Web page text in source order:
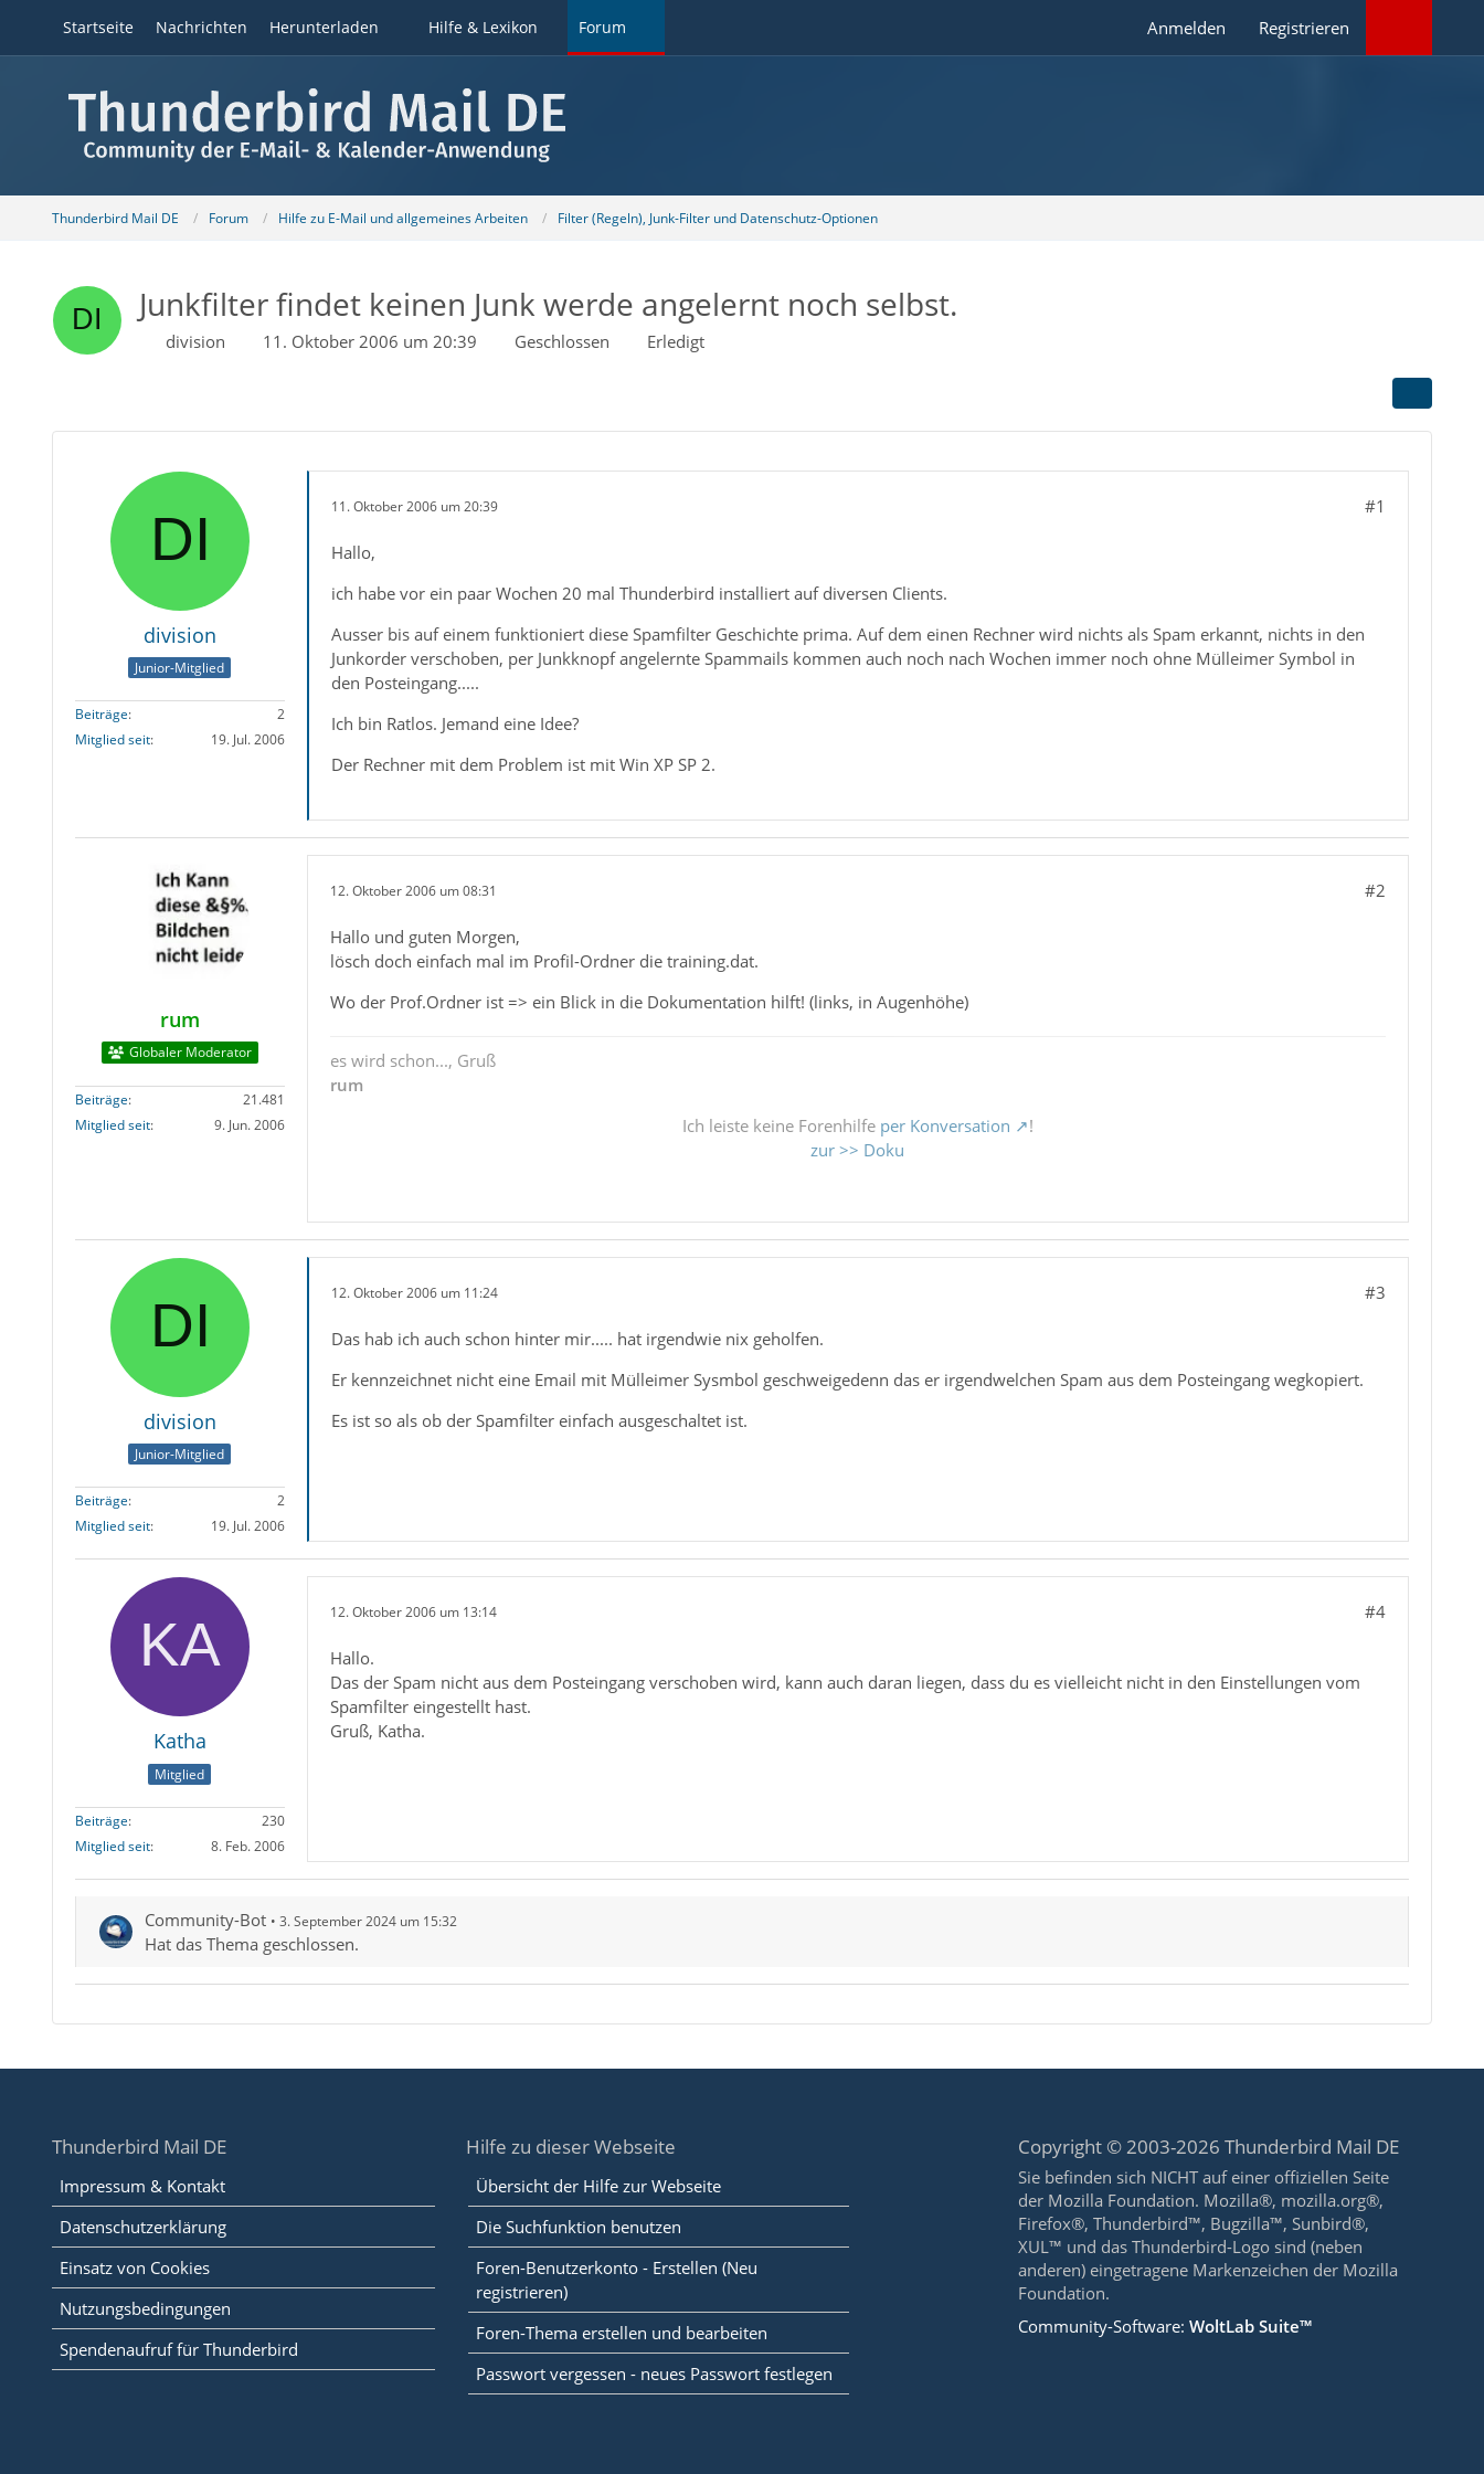
Startseite Nachrichten Herunterladen Hilfe & Lexikon Forum Anmelden Registrieren
Thunderbird Mail DE Forum Hilfe zu E-Mail und allgemeines Arbeiten Filter (Regeln), Junk-Filter und Datenschutz-Optionen
Junkfilter findet keinen Junk werde angelernt noch selbst.
division 11. Oktober 2006 um 20:39 Geschlossen Erledigt
division
Junior-Mitglied
Beiträge
2
Mitglied seit
19. Jul. 2006
11. Oktober 2006 um 20:39 #1
Hallo,
ich habe vor ein paar Wochen 20 mal Thunderbird installiert auf diversen Clients.
Ausser bis auf einem funktioniert diese Spamfilter Geschichte prima. Auf dem einen Rechner wird nichts als Spam erkannt, nichts in den
Junkorder verschoben, per Junkknopf angelernte Spammails kommen auch noch nach Wochen immer noch ohne Mülleimer Symbol in
den Posteingang.....
Ich bin Ratlos. Jemand eine Idee?
Der Rechner mit dem Problem ist mit Win XP SP 2.
rum
Globaler Moderator
Beiträge
21.481
Mitglied seit
9. Jun. 2006
12. Oktober 2006 um 08:31 #2
Hallo und guten Morgen,
lösch doch einfach mal im Profil-Ordner die training.dat.
Wo der Prof.Ordner ist => ein Blick in die Dokumentation hilft! (links, in Augenhöhe)
es wird schon..., Gruß
rum
Ich leiste keine Forenhilfe per Konversation
!
zur >> Doku
division
Junior-Mitglied
Beiträge
2
Mitglied seit
19. Jul. 2006
12. Oktober 2006 um 11:24 #3
Das hab ich auch schon hinter mir..... hat irgendwie nix geholfen.
Er kennzeichnet nicht eine Email mit Mülleimer Sysmbol geschweigedenn das er irgendwelchen Spam aus dem Posteingang wegkopiert.
Es ist so als ob der Spamfilter einfach ausgeschaltet ist.
Katha
Mitglied
Beiträge
230
Mitglied seit
8. Feb. 2006
12. Oktober 2006 um 13:14 #4
Hallo.
Das der Spam nicht aus dem Posteingang verschoben wird, kann auch daran liegen, dass du es vielleicht nicht in den Einstellungen vom
Spamfilter eingestellt hast.
Gruß, Katha.
Community-Bot 3. September 2024 um 15:32
Hat das Thema geschlossen.
Thunderbird Mail DE
Impressum & Kontakt
Datenschutzerklärung
Einsatz von Cookies
Nutzungsbedingungen
Spendenaufruf für Thunderbird
Hilfe zu dieser Webseite
Übersicht der Hilfe zur Webseite
Die Suchfunktion benutzen
Foren-Benutzerkonto - Erstellen (Neu
registrieren)
Foren-Thema erstellen und bearbeiten
Passwort vergessen - neues Passwort festlegen
Copyright © 2003-2026 Thunderbird Mail DE
Sie befinden sich NICHT auf einer offiziellen Seite
der Mozilla Foundation. Mozilla®, mozilla.org®,
Firefox®, Thunderbird™, Bugzilla™, Sunbird®,
XUL™ und das Thunderbird-Logo sind (neben
anderen) eingetragene Markenzeichen der Mozilla
Foundation.
Community-Software:WoltLab Suite™